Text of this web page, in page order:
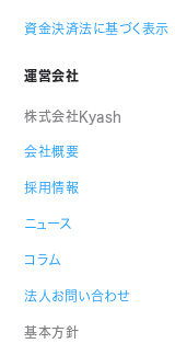
資金決済法に基づく表示
運営会社
株式会社Kyash
会社概要
採用情報
ニュース
コラム
法人お問い合わせ
基本方針